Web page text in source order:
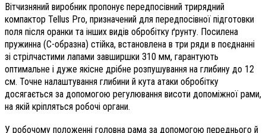
Вітчизняний виробник пропонує передпосівний трирядний
компактор Tellus Pro, призначений для передпосівної підготовки
поля після оранки та інших видів обробітку ґрунту. Посилена
пружинна (С-образна) стійка, встановлена в три ряди в поєднанні
зі стрілчастими лапами завширшки 310 мм, гарантують
оптимальне і дуже якісне дрібне розпушування на глибину до 12
см. Точне налаштування глибини й кута атаки обробітку
досягається за допомогою регулювання висоти допоміжної рами,
на якій кріпляться робочі органи.
У робочому положенні головна рама за допомогою переднього й